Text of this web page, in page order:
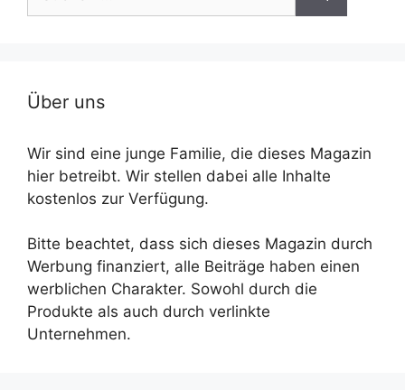
nach:
Über uns
Wir sind eine junge Familie, die dieses Magazin
hier betreibt. Wir stellen dabei alle Inhalte
kostenlos zur Verfügung.
Bitte beachtet, dass sich dieses Magazin durch
Werbung finanziert, alle Beiträge haben einen
werblichen Charakter. Sowohl durch die
Produkte als auch durch verlinkte
Unternehmen.